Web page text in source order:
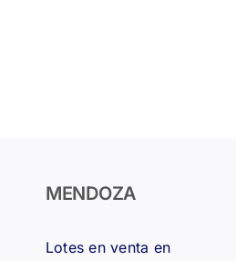
MENDOZA
Lotes en venta en